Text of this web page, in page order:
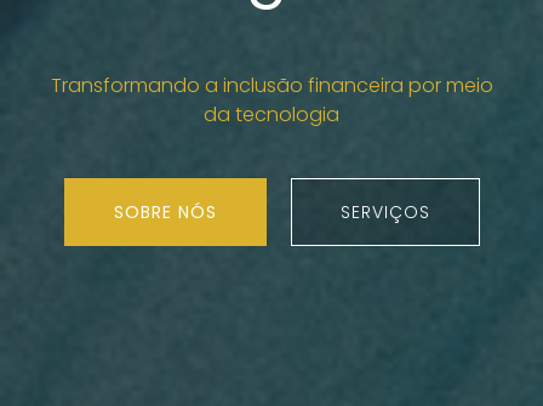
Transformando a inclusão financeira por meio
da tecnologia
SOBRE NÓS SERVIÇOS